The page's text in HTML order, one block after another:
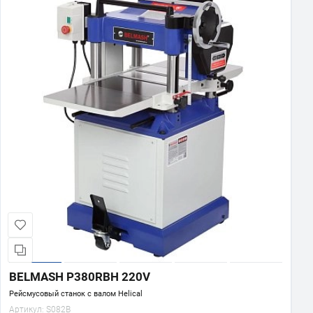
BELMASH P380RBH 220V
Рейсмусовый станок с валом Helical
Артикул: S082B